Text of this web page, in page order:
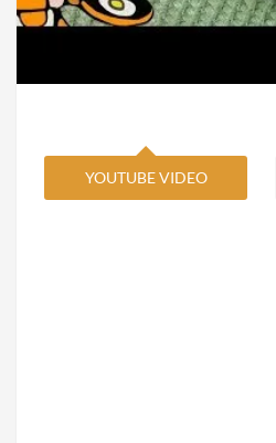
YOUTUBE VIDEO